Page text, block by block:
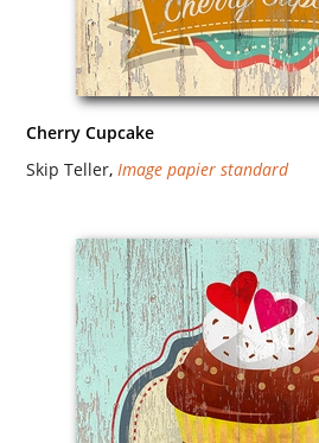
Cherry Cupcake
Skip Teller, Image papier standard